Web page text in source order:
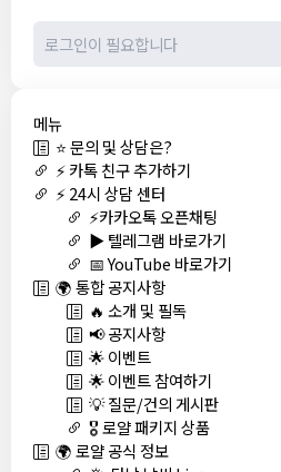
메뉴
⭐ 문의 및 상담은?
⚡ 카톡 친구 추가하기
⚡ 24시 상담 센터
⚡카카오톡 오픈채팅
▶️ 텔레그램 바로가기
📅 YouTube 바로가기
🌍 통합 공지사항
🔥 소개 및 필독
📢 공지사항
🌟 이벤트
🌟 이벤트 참여하기
💡 질문/건의 게시판
🎖️ 로얄 패키지 상품
🌍 로얄 공식 정보